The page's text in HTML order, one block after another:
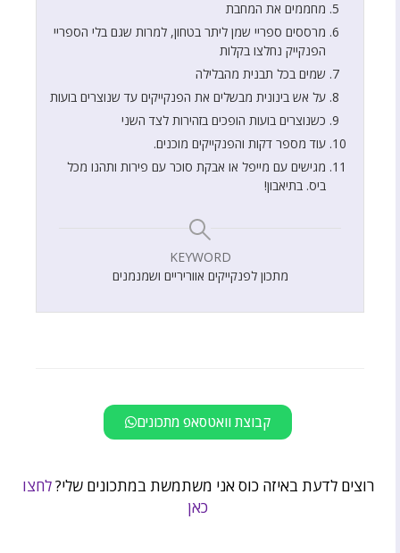
מחממים את המחבת
מרססים ספריי שמן ליתר בטחון, למרות שגם בלי הספריי
הפנקייק נחלצו בקלות
שמים בכל תבנית מהבלילה
על אש בינונית מבשלים את הפנקייקים עד שנוצרים בועות
כשנוצרים בועות הופכים בזהירות לצד השני
עוד מספר דקות והפנקייקים מוכנים.
מגישים עם מייפל או אבקת סוכר עם פירות ותהנו מכל
ביס. בתיאבון!
KEYWORD
מתכון לפנקייקים אווריריים ושמנמנים
קבוצת וואטסאפ מתכונים
רוצים לדעת באיזה כוס אני משתמשת במתכונים שלי?לחצו
כאן